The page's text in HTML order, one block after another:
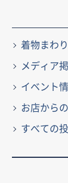
着物まわり
メディア
イベント
お店から
すべての